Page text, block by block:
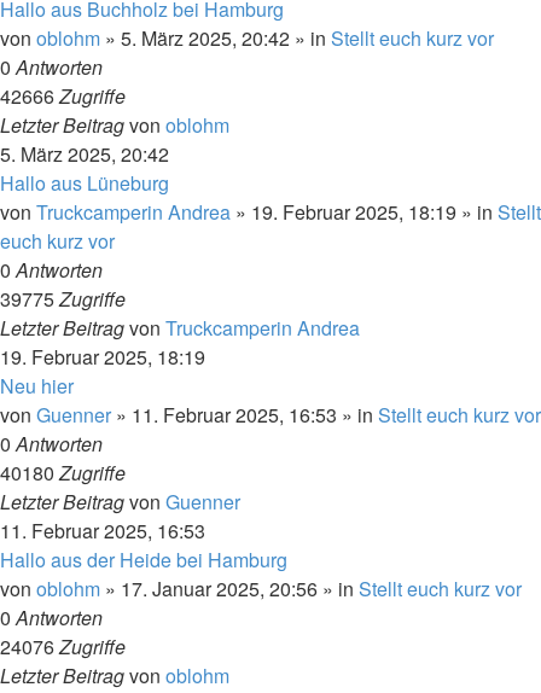
Hallo aus Buchholz bei Hamburg
von oblohm » 5. März 2025, 20:42 » in Stellt euch kurz vor
0Antworten
42666Zugriffe
Letzter Beitragvon oblohm
5. März 2025, 20:42
Hallo aus Lüneburg
von Truckcamperin Andrea » 19. Februar 2025, 18:19 » in Stellt
euch kurz vor
0Antworten
39775Zugriffe
Letzter Beitragvon Truckcamperin Andrea
19. Februar 2025, 18:19
Neu hier
von Guenner » 11. Februar 2025, 16:53 » in Stellt euch kurz vor
0Antworten
40180Zugriffe
Letzter Beitragvon Guenner
11. Februar 2025, 16:53
Hallo aus der Heide bei Hamburg
von oblohm » 17. Januar 2025, 20:56 » in Stellt euch kurz vor
0Antworten
24076Zugriffe
Letzter Beitragvon oblohm